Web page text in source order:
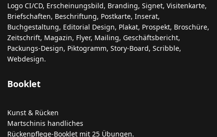
Logo CI/CD, Erscheinungsbild, Branding, Signet, Visitenkarte,
Briefschaften, Beschriftung, Postkarte, Inserat,
Buchgestaltung, Editorial Design, Plakat, Prospekt, Broschüre,
Zeitschrift, Magazin, Flyer, Mailing, Geschäftsbericht,
Packungs-Design, Piktogramm, Story-Board, Scribble,
Webdesign.
Booklet
Kunst & Rücken
Martschinis handliches
Rückenpflege-Booklet mit 25 Übungen.